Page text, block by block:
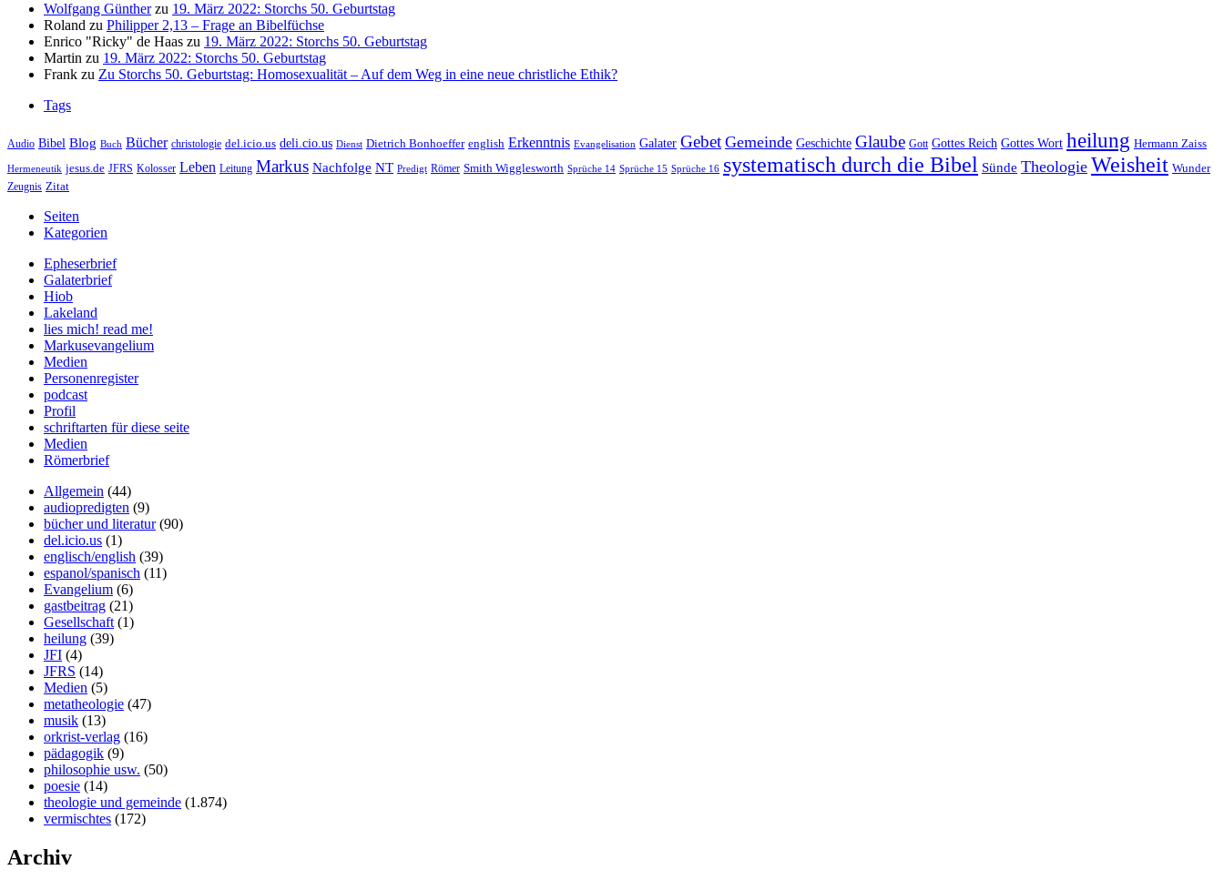
Wolfgang Güntherzu 19. März 2022: Storchs 50. Geburtstag
Roland zu Philipper 2,13 – Frage an Bibelfüchse
Enrico "Ricky" de Haas zu 19. März 2022: Storchs 50. Geburtstag
Martin zu 19. März 2022: Storchs 50. Geburtstag
Frank zu Zu Storchs 50. Geburtstag: Homosexualität – Auf dem Weg in eine neue christliche Ethik?
Tags
Audio Bibel Blog Buch Bücher christologie del.icio.us deli.cio.us Dienst Dietrich Bonhoeffer english Erkenntnis Evangelisation Galater Gebet Gemeinde Geschichte Glaube Gott Gottes Reich Gottes Wort heilung Hermann Zaiss
Hermeneutik jesus.de JFRS Kolosser Leben Leitung Markus Nachfolge NT Predigt Römer Smith Wigglesworth Sprüche 14 Sprüche 15 Sprüche 16 systematisch durch die Bibel Sünde Theologie Weisheit Wunder
Zeugnis Zitat
Seiten
Kategorien
Epheserbrief
Galaterbrief
Hiob
Lakeland
lies mich! read me!
Markusevangelium
Medien
Personenregister
podcast
Profil
schriftarten für diese seite
Medien
Römerbrief
Allgemein (44)
audiopredigten (9)
bücher und literatur(90)
del.icio.us (1)
englisch/english (39)
espanol/spanisch (11)
Evangelium (6)
gastbeitrag (21)
Gesellschaft (1)
heilung (39)
JFI (4)
JFRS (14)
Medien (5)
metatheologie (47)
musik (13)
orkrist-verlag (16)
pädagogik (9)
philosophie usw. (50)
poesie (14)
theologie und gemeinde (1.874)
vermischtes (172)
Archiv